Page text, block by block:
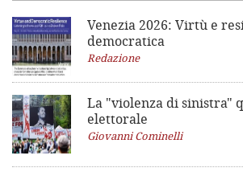
Venezia 2026: Virtù e
democratica
Redazione
La "violenza di sinistra"
elettorale
Giovanni Cominelli